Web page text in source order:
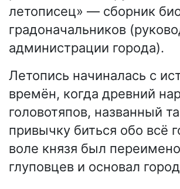
летописец» — сборник
градоначальников
администрации города).
Летопись начиналась с
времён, когда древний
головотяпов, названный
привычку биться обо всё
воле князя был
глуповцев и основал